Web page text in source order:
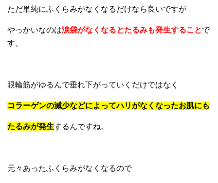
ただ単純にふくらみがなくなるだけなら良いですが
やっかいなのは涙袋がなくなるとたるみも発生することで
す。
眼輪筋がゆるんで垂れ下がっていくだけではなく
コラーゲンの減少などによってハリがなくなったお肌にも
たるみが発生するんですね。
元々あったふくらみがなくなるので